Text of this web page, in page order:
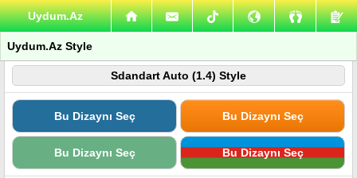
Uydum.Az
Uydum.Az Style
Sdandart Auto (1.4) Style
Bu Dizaynı Seç Bu Dizaynı Seç
Bu Dizaynı Seç Bu Dizaynı Seç